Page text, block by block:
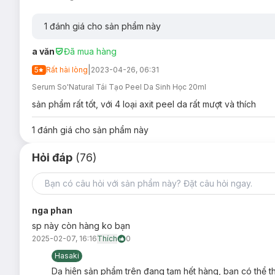
Ưu thế nổi bật:
AHA, BHAcó công dụng tẩy tế bào chết, làm giảm tình
3000ppm Gai biển spiculechạm tới từng mao mạch
tắc lỗ chân lông, giúp da hấp thu dưỡng chất tốt hơn.
Tinh chất serum đỏ dạng lỏng dễ dàng apply và thẩm
Bảo quản:
Nơi khô ráo thoáng mát.
1 đánh giá cho sản phẩm này
a văn Đã mua hàng
5 Rất hài lòng 2023-04-26, 06:31
Serum So'Natural Tái Tạo Peel Da Sinh Học 20ml
sản phẩm rất tốt, với 4 loại axit peel da rất mượt và thích
1 đánh giá cho sản phẩm này
Hỏi đáp (76)
nga phan
sp này còn hàng ko bạn
2025-02-07, 16:16Thích
0
Hasaki
Dạ hiện sản phẩm trên đang tạm hết hàng, bạn có